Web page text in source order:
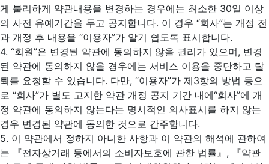
게 불리하게 약관내용을 변경하는 경우에는 최소한 30일 이상
의 사전 유예기간을 두고 공지합니다. 이 경우 “회사”는 개정 전
과 개정 후 내용을 “이용자”가 알기 쉽도록 표시합니다.
4. “회원”은 변경된 약관에 동의하지 않을 권리가 있으며, 변경
된 약관에 동의하지 않을 경우에는 서비스 이용을 중단하고 탈
퇴를 요청할 수 있습니다. 다만, “이용자”가 제3항의 방법 등으
로 “회사”가 별도 고지한 약관 개정 공지 기간 내에“회사”에 개
정 약관에 동의하지 않는다는 명시적인 의사표시를 하지 않는
경우 변경된 약관에 동의한 것으로 간주합니다.
5. 이 약관에서 정하지 아니한 사항과 이 약관의 해석에 관하여
는 『전자상거래 등에서의 소비자보호에 관한 법률』, 『약관